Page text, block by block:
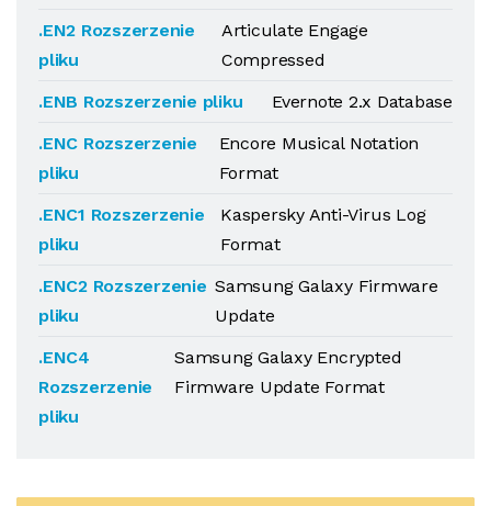
.EN2 Rozszerzenie
pliku
Articulate Engage
Compressed
.ENB Rozszerzenie pliku
Evernote 2.x Database
.ENC Rozszerzenie
pliku
Encore Musical Notation
Format
.ENC1 Rozszerzenie
pliku
Kaspersky Anti-Virus Log
Format
.ENC2 Rozszerzenie
pliku
Samsung Galaxy Firmware
Update
.ENC4
Rozszerzenie
pliku
Samsung Galaxy Encrypted
Firmware Update Format